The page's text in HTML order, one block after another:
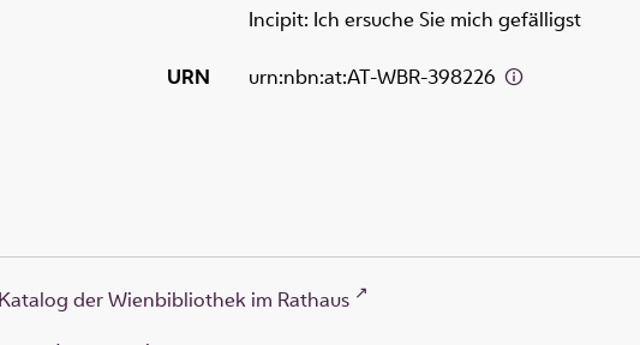
Incipit: Ich ersuche Sie mich gefälligst
URN urn:nbn:at:AT-WBR-398226
Katalog der Wienbibliothek im Rathaus